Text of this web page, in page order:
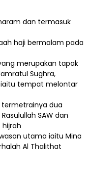
dan termasuk
haji bermalam pada
merupakan tapak
Sughra,
tempat melontar
termetrainya dua
SAW dan
hijrah
utama iaitu Mina
Al Thalithat